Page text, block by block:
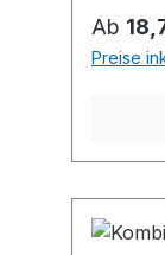
mit
Ab
Preise